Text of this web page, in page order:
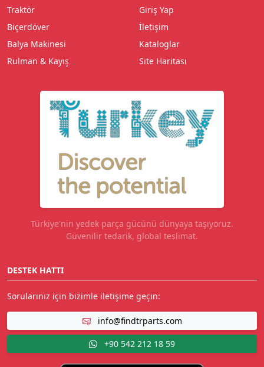
Traktör
Biçerdöver
Balya Makinesi
Rulman & Kayış
Giriş Yap
İletişim
Kataloglar
Site Haritası
Türkiye'nin yedek parça gücünü dünyaya taşıyoruz.
Güvenilir tedarik, global teslimat.
DESTEK HATTI
Sorularınız için bizimle iletişime geçin:
info@findtrparts.com
+90 542 212 18 59